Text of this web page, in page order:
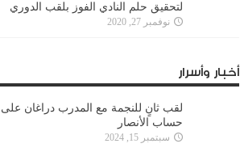
لتحقيق حلم النادي الفوز بلقب الدوري
نوفمبر 27, 2020
أخبار وأسرار
لقب ثانٍ للنجمة مع المدرب دراغان على
حساب الأنصار
سبتمبر 15, 2024